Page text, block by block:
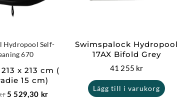
Hydropool Self-
670
x 213 cm (
15 cm)
5 529,30 kr
Swimspalock Hydropool
17AX Bifold Grey
41 255 kr
Lägg till i varukorg